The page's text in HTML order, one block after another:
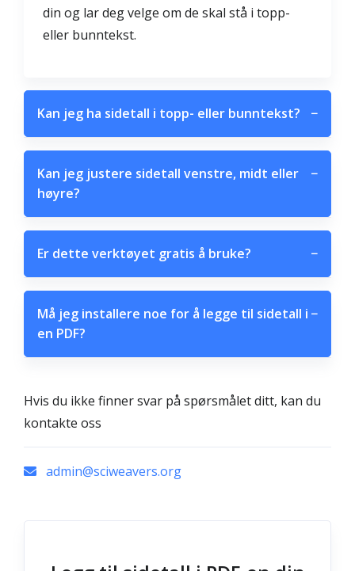
din og lar deg velge om de skal stå i topp-
eller bunntekst.
Kan jeg ha sidetall i topp- eller bunntekst? −
Kan jeg justere sidetall venstre, midt eller
høyre?
−
Er dette verktøyet gratis å bruke? −
Må jeg installere noe for å legge til sidetall i
en PDF?
−
Hvis du ikke finner svar på spørsmålet ditt, kan du
kontakte oss
admin@sciweavers.org